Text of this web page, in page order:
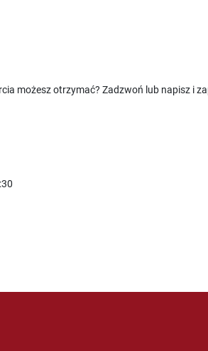
możesz otrzymać? Zadzwoń lub napisz i